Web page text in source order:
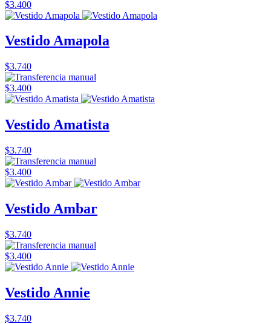
$3.400
Vestido Amapola
$3.740
$3.400
Vestido Amatista
$3.740
$3.400
Vestido Ambar
$3.740
$3.400
Vestido Annie
$3.740